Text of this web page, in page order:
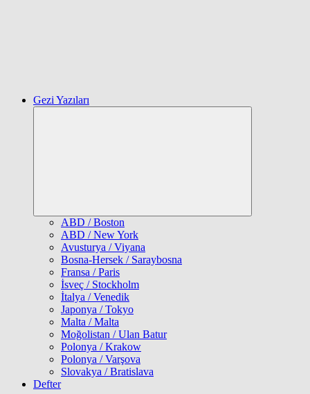
Gezi Yazıları
ABD / Boston
ABD / New York
Avusturya / Viyana
Bosna-Hersek / Saraybosna
Fransa / Paris
İsveç / Stockholm
İtalya / Venedik
Japonya / Tokyo
Malta / Malta
Moğolistan / Ulan Batur
Polonya / Krakow
Polonya / Varşova
Slovakya / Bratislava
Defter